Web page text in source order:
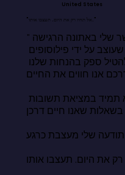
United States
"אל תחיו רק את היום. תעצבו אותו."
"קבלת הסמכת לימודי האושר שלי באתונה הרגישה
אנו חווים את החיים.
אולי שם מתחיל השינוי. לא תמיד במציאת תשובות
שאנו חיים דרכן.
שלי מעצבת כרגע?